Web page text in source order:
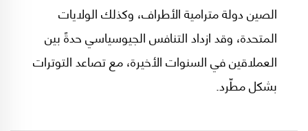
الصين دولة مترامية الأطراف، وكذلك الولايات
المتحدة، وقد ازداد التنافس الجيوسياسي حدةً بين
العملاقين في السنوات الأخيرة، مع تصاعد التوترات
بشكل مطّرد.